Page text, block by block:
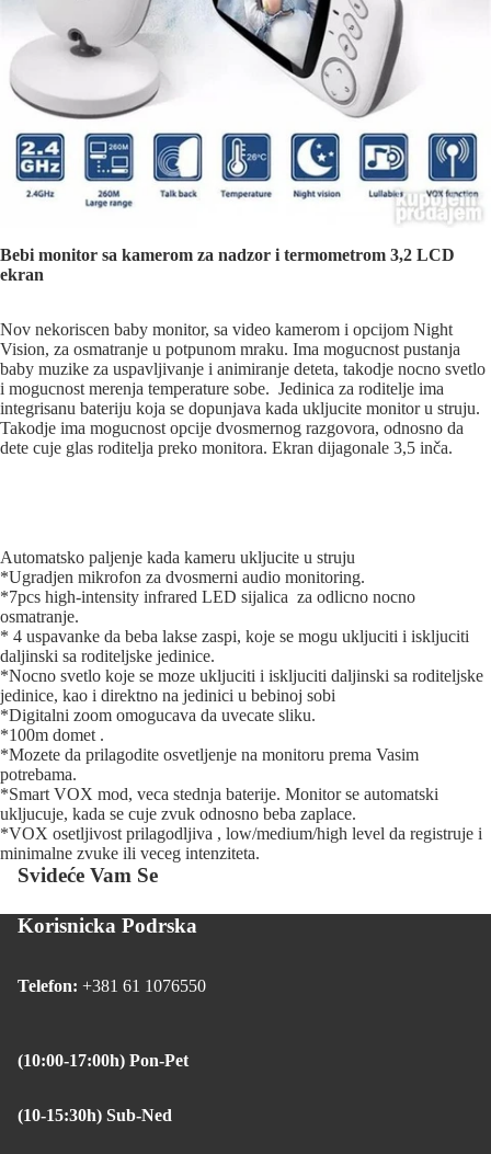
Bebi monitor sa kamerom za nadzor i termometrom 3,2 LCD
ekran
Nov nekoriscen baby monitor, sa video kamerom i opcijom Night
Vision, za osmatranje u potpunom mraku. Ima mogucnost pustanja
baby muzike za uspavljivanje i animiranje deteta, takodje nocno svetlo
i mogucnost merenja temperature sobe. Jedinica za roditelje ima
integrisanu bateriju koja se dopunjava kada ukljucite monitor u struju.
Takodje ima mogucnost opcije dvosmernog razgovora, odnosno da
dete cuje glas roditelja preko monitora. Ekran dijagonale 3,5 inča.
Automatsko paljenje kada kameru ukljucite u struju
*Ugradjen mikrofon za dvosmerni audio monitoring.
*7pcs high-intensity infrared LED sijalica za odlicno nocno
osmatranje.
* 4 uspavanke da beba lakse zaspi, koje se mogu ukljuciti i iskljuciti
daljinski sa roditeljske jedinice.
*Nocno svetlo koje se moze ukljuciti i iskljuciti daljinski sa roditeljske
jedinice, kao i direktno na jedinici u bebinoj sobi
*Digitalni zoom omogucava da uvecate sliku.
*100m domet .
*Mozete da prilagodite osvetljenje na monitoru prema Vasim
potrebama.
*Smart VOX mod, veca stednja baterije. Monitor se automatski
ukljucuje, kada se cuje zvuk odnosno beba zaplace.
*VOX osetljivost prilagodljiva , low/medium/high level da registruje i
minimalne zvuke ili veceg intenziteta.
Svideće Vam Se
Korisnicka Podrska
Telefon: +381 61 1076550
(10:00-17:00h) Pon-Pet
(10-15:30h) Sub-Ned